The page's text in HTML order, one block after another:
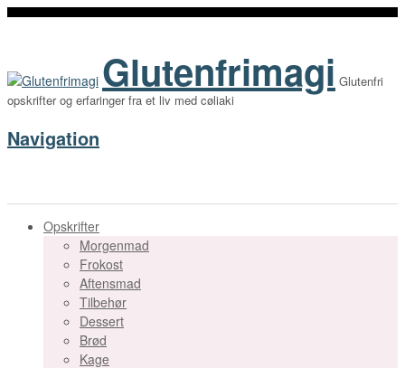
Glutenfrimagi Glutenfri
opskrifter og erfaringer fra et liv med cøliaki
Navigation
Opskrifter
Morgenmad
Frokost
Aftensmad
Tilbehør
Dessert
Brød
Kage